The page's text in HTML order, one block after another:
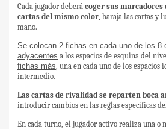
Cada jugador deberá coger sus marcadores
cartas del mismo color, baraja las cartas y
mano.
Se colocan 2 fichas en cada uno de los 8
adyacentes a los espacios de esquina del
fichas más, una en cada uno de los espacios
intermedio.
Las cartas de rivalidad se reparten boca
introducir cambios en las reglas específicas
En cada turno, el jugador activo realiza una o